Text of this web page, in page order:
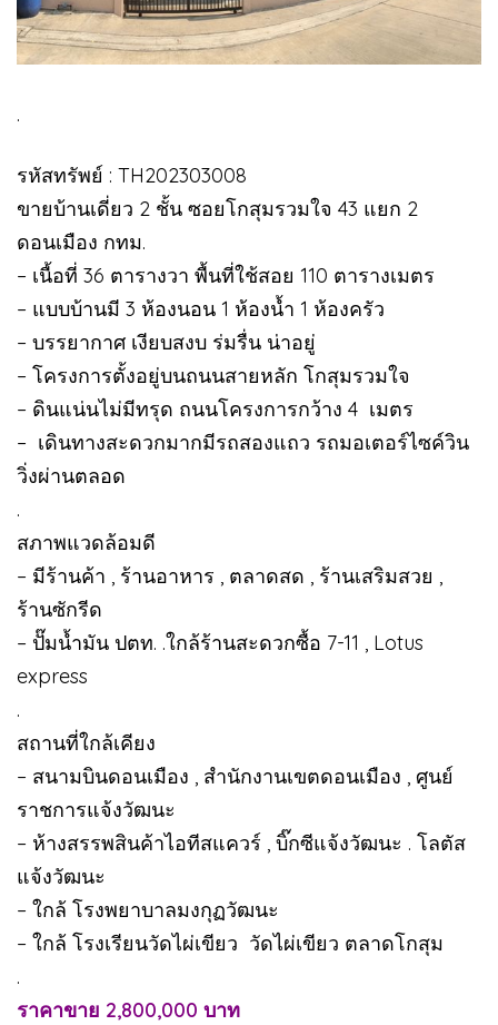
.
รหัสทรัพย์ : TH202303008
ขายบ้านเดี่ยว 2 ชั้น ซอยโกสุมรวมใจ 43 แยก 2
ดอนเมือง กทม.
– เนื้อที่ 36 ตารางวา พื้นที่ใช้สอย 110 ตารางเมตร
– แบบบ้านมี 3 ห้องนอน 1 ห้องน้ำ 1 ห้องครัว
– บรรยากาศ เงียบสงบ ร่มรื่น น่าอยู่
– โครงการตั้งอยู่บนถนนสายหลัก โกสุมรวมใจ
– ดินแน่นไม่มีทรุด ถนนโครงการกว้าง 4 เมตร
– เดินทางสะดวกมากมีรถสองแถว รถมอเตอร์ไซค์วิน
วิ่งผ่านตลอด
.
สภาพแวดล้อมดี
– มีร้านค้า , ร้านอาหาร , ตลาดสด , ร้านเสริมสวย ,
ร้านซักรีด
– ปั๊มน้ำมัน ปตท. .ใกล้ร้านสะดวกซื้อ 7-11 , Lotus
express
.
สถานที่ใกล้เคียง
– สนามบินดอนเมือง , สำนักงานเขตดอนเมือง , ศูนย์
ราชการแจ้งวัฒนะ
– ห้างสรรพสินค้าไอทีสแควร์ , บิ๊กซีแจ้งวัฒนะ . โลตัส
แจ้งวัฒนะ
– ใกล้ โรงพยาบาลมงกุฏวัฒนะ
– ใกล้ โรงเรียนวัดไผ่เขียว วัดไผ่เขียว ตลาดโกสุม
.
ราคาขาย 2,800,000 บาท